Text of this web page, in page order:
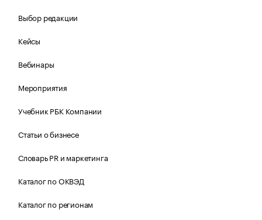
Выбор редакции
Кейсы
Вебинары
Мероприятия
Учебник РБК Компании
Статьи о бизнесе
Словарь PR и маркетинга
Каталог по ОКВЭД
Каталог по регионам